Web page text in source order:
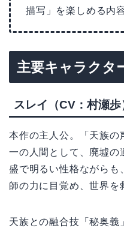
描写」を楽しめる内
主要キャラクタ
スレイ（CV：村瀬歩
本作の主人公。「天族の
一の人間として、廃墟の
盛で明るい性格ながらも
師の力に目覚め、世界を
天族との融合技「秘奥義